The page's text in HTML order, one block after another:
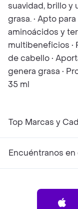
suavidad, brillo y
grasa. • Apto
aminoácidos y
multibeneficios •
de cabello •
genera grasa •
35 ml
Top Marcas y
Encuéntranos